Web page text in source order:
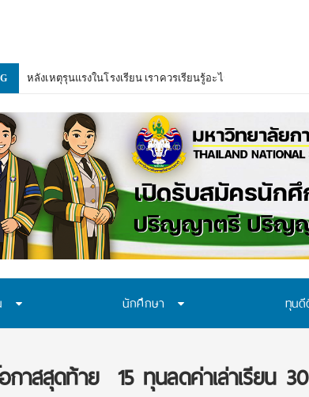
หลังเหตุรุนแรงในโรงเรียน เราควรเรียนรู้อะไร? 7 ระบบป้องกั
นักศึกษา ทุนดี
กาสสุดท้าย 15 ทุนลดค่าเล่าเรียน